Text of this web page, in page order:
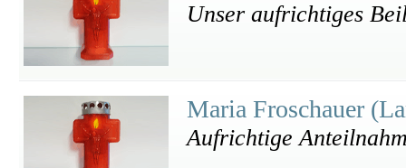
Unser aufrichtiges
Maria Froschauer
Aufrichtige